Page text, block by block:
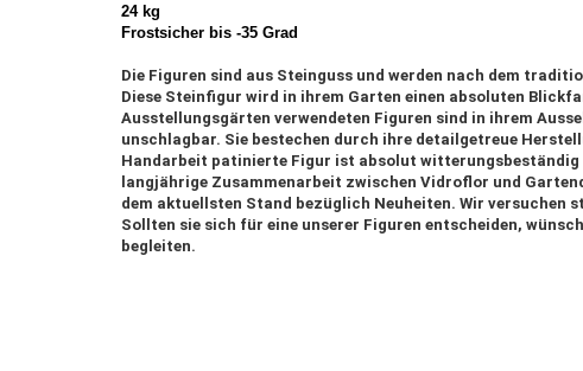
24 kg
Frostsicher bis -35 Grad
Die Figuren sind aus Steinguss und werden nach dem
Diese Steinfigur wird in ihrem Garten einen absoluten
Ausstellungsgärten verwendeten Figuren sind in ihrem
unschlagbar. Sie bestechen durch ihre detailgetreue
Handarbeit patinierte Figur ist absolut
langjährige Zusammenarbeit zwischen Vidroflor und
dem aktuellsten Stand bezüglich Neuheiten. Wir versuchen
Sollten sie sich für eine unserer Figuren entscheiden,
begleiten.